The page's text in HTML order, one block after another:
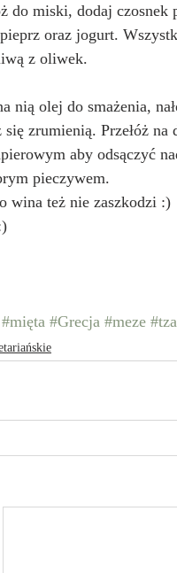
do miski, dodaj
oraz jogurt.
z oliwek.
nią olej do smażenia,
zrumienią. Przełóż na
aby odsączyć
pieczywem.
wina też nie zaszkodzi :)
#mięta #Grecja #meze